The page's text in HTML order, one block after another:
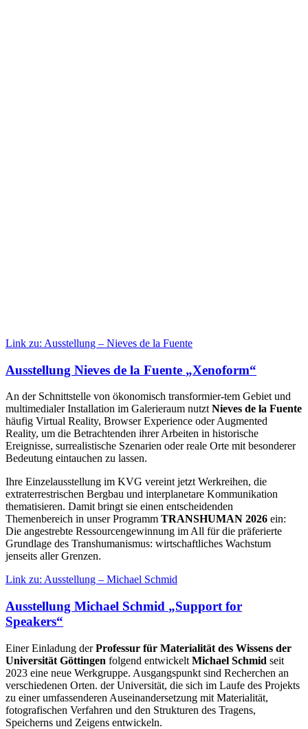
Link zu: Ausstellung – Nieves de la Fuente
Ausstellung Nieves de la Fuente „Xenoform“
An der Schnittstelle von ökonomisch transformier-tem Gebiet und
multimedialer Installation im Galerieraum nutztNieves de la Fuente
häufig Virtual Reality, Browser Experience oder Augmented
Reality, um die Betrachtenden ihrer Arbeiten in historische
Ereignisse, surrealistische Szenarien oder reale Orte mit besonderer
Bedeutung eintauchen zu lassen.
Ihre Einzelausstellung im KVG vereint jetzt Werkreihen, die
extraterrestrischen Bergbau und interplanetare Kommunikation
thematisieren. Damit bringt sie einen entscheidenden
Themenbereich in unser Programm TRANSHUMAN 2026 ein:
Die angestrebte Ressourcengewinnung im All für die präferierte
Grundlage des Transhumanismus: wirtschaftliches Wachstum
jenseits aller Grenzen.
Link zu: Ausstellung – Michael Schmid
Ausstellung Michael Schmid „Support for
Speakers“
Einer Einladung derProfessur für Materialität des Wissens der
Universität Göttingen folgend entwickelt Michael Schmid seit
2023 eine neue Werkgruppe. Ausgangspunkt sind Recherchen an
verschiedenen Orten. der Universität, die sich im Laufe des Projekts
zu einer umfassenderen Auseinandersetzung mit Materialität,
fotografischen Verfahren und den Strukturen des Tragens,
Speicherns und Zeigens entwickeln.